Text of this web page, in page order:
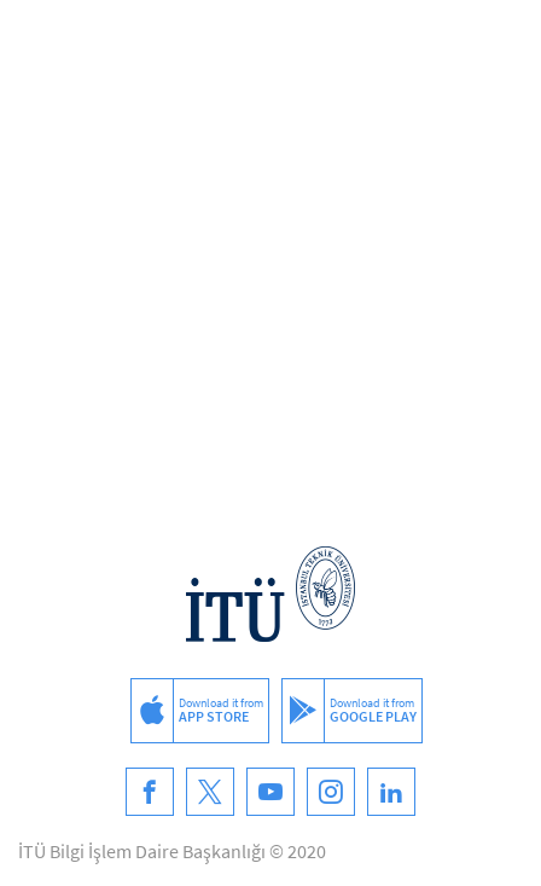
Download it from
APP STORE
Download it from
GOOGLE PLAY
İTÜ Bilgi İşlem Daire Başkanlığı © 2020